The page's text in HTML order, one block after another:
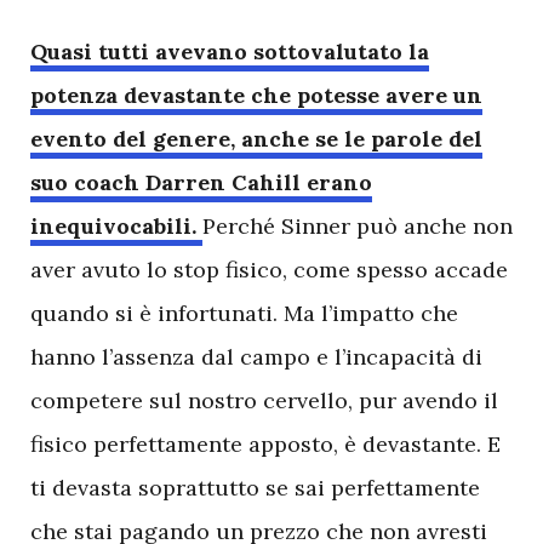
Quasi tutti avevano sottovalutato la
potenza devastante che potesse avere un
evento del genere, anche se le parole del
suo coach Darren Cahill erano
inequivocabili. Perché Sinner può anche non
aver avuto lo stop fisico, come spesso accade
quando si è infortunati. Ma l’impatto che
hanno l’assenza dal campo e l’incapacità di
competere sul nostro cervello, pur avendo il
fisico perfettamente apposto, è devastante. E
ti devasta soprattutto se sai perfettamente
che stai pagando un prezzo che non avresti